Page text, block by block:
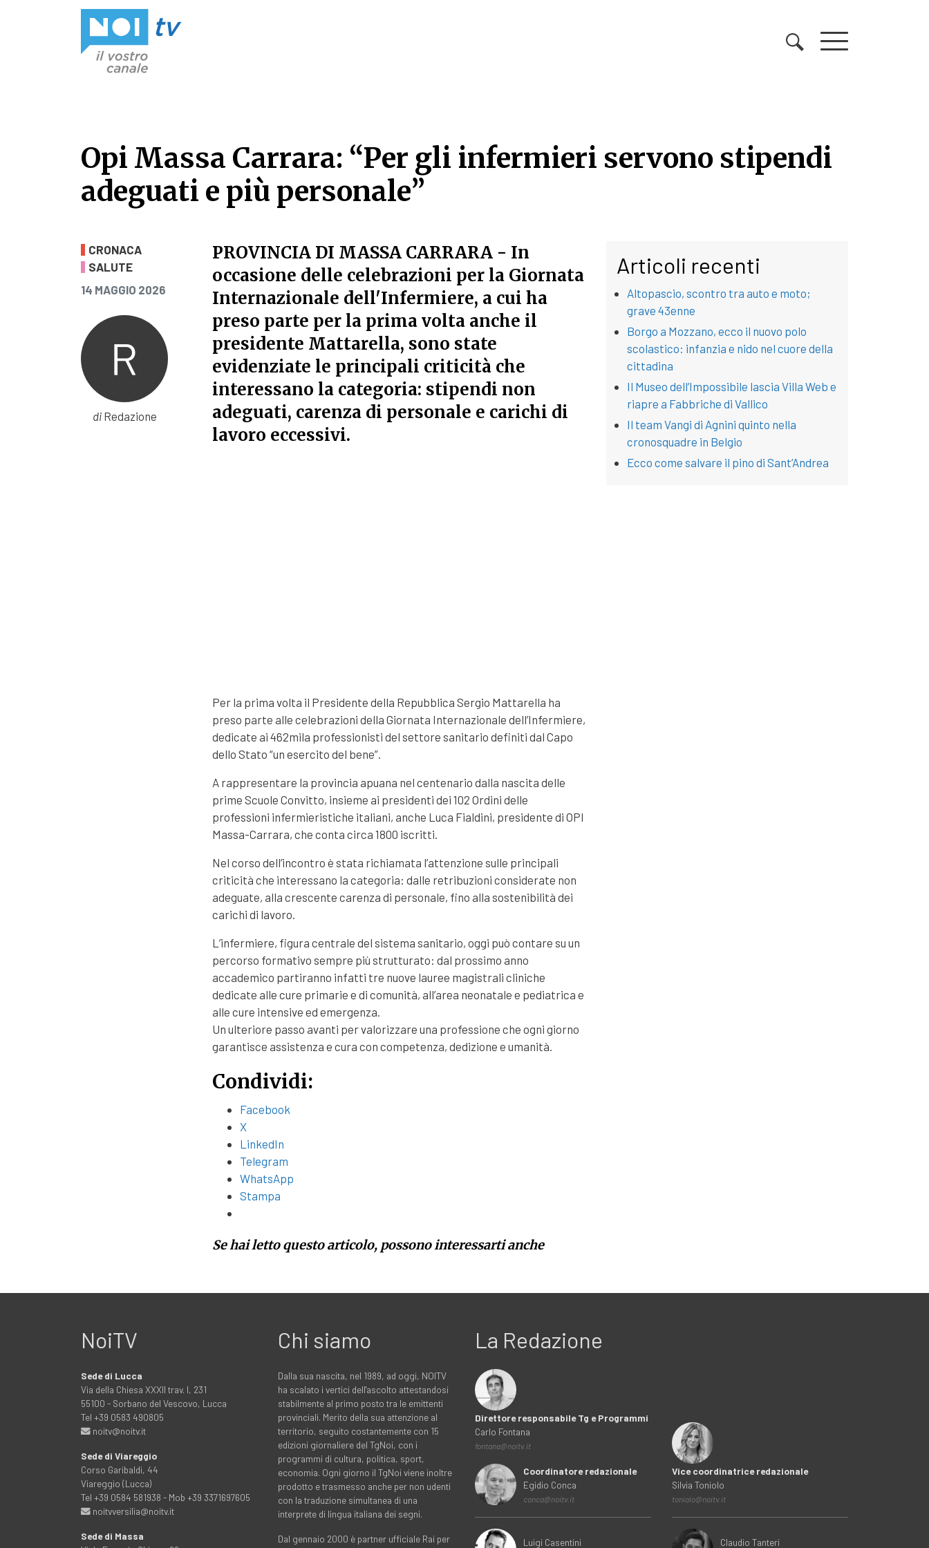
Opi Massa Carrara: “Per gli infermieri servono stipendi
adeguati e più personale”
Opi Massa Carrara: “Per gli infermieri servono stipendi
CRONACA
SALUTE
PUBBLICATO IL
14 MAGGIO 2026
diRedazione
PROVINCIA DI MASSA CARRARA - In
occasione delle celebrazioni per la Giornata
Internazionale dell'Infermiere, a cui ha
preso parte per la prima volta anche il
presidente Mattarella, sono state
evidenziate le principali criticità che
interessano la categoria: stipendi non
adeguati, carenza di personale e carichi di
lavoro eccessivi.
Per la prima volta il Presidente della Repubblica Sergio Mattarella ha
preso parte alle celebrazioni della Giornata Internazionale dell’Infermiere,
dedicate ai 462mila professionisti del settore sanitario definiti dal Capo
dello Stato “un esercito del bene”.
A rappresentare la provincia apuana nel centenario dalla nascita delle
prime Scuole Convitto, insieme ai presidenti dei 102 Ordini delle
professioni infermieristiche italiani, anche Luca Fialdini, presidente di OPI
Massa-Carrara, che conta circa 1800 iscritti.
Nel corso dell’incontro è stata richiamata l’attenzione sulle principali
criticità che interessano la categoria: dalle retribuzioni considerate non
adeguate, alla crescente carenza di personale, fino alla sostenibilità dei
carichi di lavoro.
L’infermiere, figura centrale del sistema sanitario, oggi può contare su un
percorso formativo sempre più strutturato: dal prossimo anno
accademico partiranno infatti tre nuove lauree magistrali cliniche
dedicate alle cure primarie e di comunità, all’area neonatale e pediatrica e
alle cure intensive ed emergenza.
Un ulteriore passo avanti per valorizzare una professione che ogni giorno
garantisce assistenza e cura con competenza, dedizione e umanità.
Condividi:
Facebook
X
LinkedIn
Telegram
WhatsApp
Stampa
Se hai letto questo articolo, possono interessarti anche
Articoli recenti
Altopascio, scontro tra auto e moto;
grave 43enne
Borgo a Mozzano, ecco il nuovo polo
scolastico: infanzia e nido nel cuore della
cittadina
Il Museo dell’Impossibile lascia Villa Web e
riapre a Fabbriche di Vallico
Il team Vangi di Agnini quinto nella
cronosquadre in Belgio
Ecco come salvare il pino di Sant’Andrea
NoiTV
Sede di Lucca
Via della Chiesa XXXII trav. I, 231
55100 - Sorbano del Vescovo, Lucca
Tel +39 0583 490805
noitv@noitv.it
Sede di Viareggio
Corso Garibaldi, 44
Viareggio (Lucca)
Tel +39 0584 581938 - Mob +39 3371697605
noitvversilia@noitv.it
Sede di Massa
Chi siamo
Dalla sua nascita, nel 1989, ad oggi, NOITV
ha scalato i vertici dell'ascolto attestandosi
stabilmente al primo posto tra le emittenti
provinciali. Merito della sua attenzione al
territorio, seguito costantemente con 15
edizioni giornaliere del TgNoi, con i
programmi di cultura, politica, sport,
economia. Ogni giorno il TgNoi viene inoltre
prodotto e trasmesso anche per non udenti
con la traduzione simultanea di una
interprete di lingua italiana dei segni.
Dal gennaio 2000 è partner ufficiale Rai per
La Redazione
Direttore responsabile Tg e Programmi
Carlo Fontana
fontana@noitv.it
Coordinatore redazionale
Egidio Conca
conca@noitv.it
Luigi Casentini
Vice coordinatrice redazionale
Silvia Toniolo
toniolo@noitv.it
Claudio Tanteri